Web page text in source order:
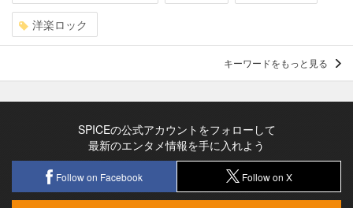
洋楽ロック
キーワードをもっと見る
SPICEの公式アカウントをフォローして
最新のエンタメ情報を手に入れよう
Follow on Facebook Follow on X